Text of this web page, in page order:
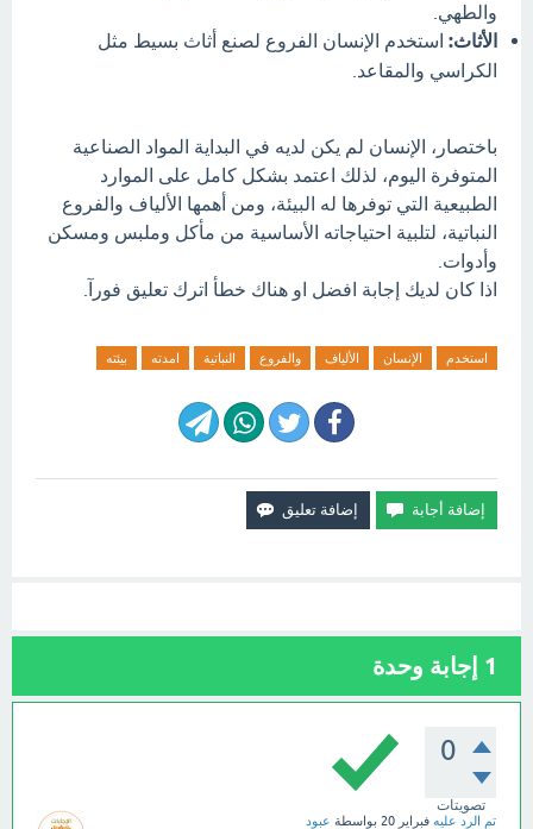
والطهي.
الأثاث: استخدم الإنسان الفروع لصنع أثاث بسيط مثل
الكراسي والمقاعد.
باختصار، الإنسان لم يكن لديه في البداية المواد الصناعية
المتوفرة اليوم، لذلك اعتمد بشكل كامل على الموارد
الطبيعية التي توفرها له البيئة، ومن أهمها الألياف والفروع
النباتية، لتلبية احتياجاته الأساسية من مأكل وملبس ومسكن
وأدوات.
اذا كان لديك إجابة افضل او هناك خطأ اترك تعليق فورآ.
استخدم الإنسان الألياف والفروع النباتية امدته بيئته
1 إجابة وحدة
0
تصويتات
تم الرد عليه فبراير 20 بواسطة عبود